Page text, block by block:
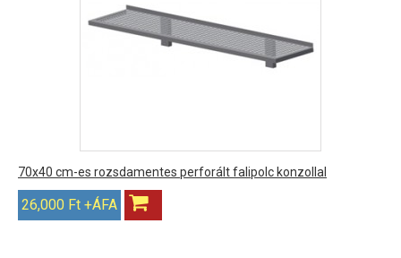
70x40 cm-es rozsdamentes perforált falipolc konzollal
26,000 Ft +ÁFA